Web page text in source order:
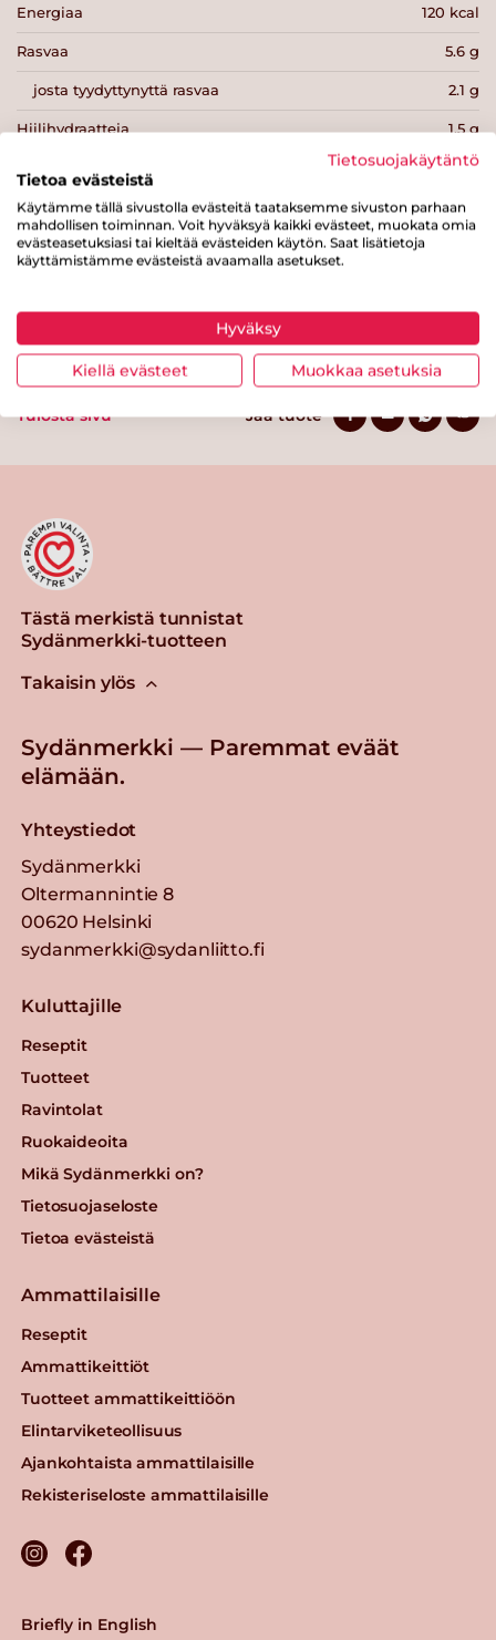
Energiaa 120 kcal
Rasvaa 5.6 g
josta tyydyttynyttä rasvaa 2.1 g
Hiilihydraatteja 1.5 g
0.8 g
Kuitua 0 g
Proteiinia
Tulosta sivu Jaa tuote
Tästä merkistä tunnistat
Sydänmerkki-tuotteen
Takaisin ylös
Sydänmerkki — Paremmat eväät
elämään.
Yhteystiedot
Sydänmerkki
Oltermannintie 8
00620 Helsinki
sydanmerkki@sydanliitto.fi
Kuluttajille
Reseptit
Tuotteet
Ravintolat
Ruokaideoita
Mikä Sydänmerkki on?
Tietosuojaseloste
Tietoa evästeistä
Ammattilaisille
Reseptit
Ammattikeittiöt
Tuotteet ammattikeittiöön
Elintarviketeollisuus
Ajankohtaista ammattilaisille
Rekisteriseloste ammattilaisille
Briefly in English
Tietosuojakäytäntö
Tietoa evästeistä
Käytämme tällä sivustolla evästeitä taataksemme sivuston parhaan
mahdollisen toiminnan. Voit hyväksyä kaikki evästeet, muokata omia
evästeasetuksiasi tai kieltää evästeiden käytön. Saat lisätietoja
käyttämistämme evästeistä avaamalla asetukset.
Hyväksy
Kiellä evästeet Muokkaa asetuksia